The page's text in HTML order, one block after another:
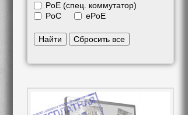
PoE (спец. коммутатор)
PoC
ePoE
Найти Сбросить все